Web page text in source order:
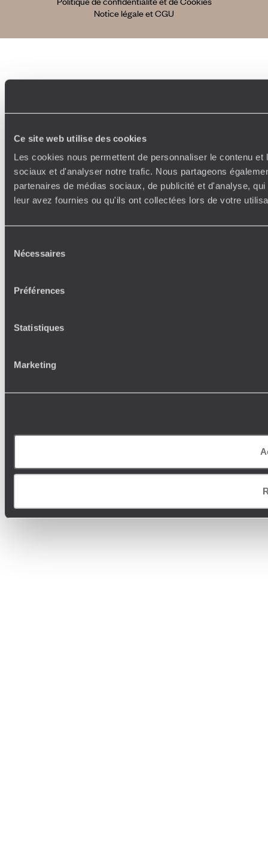
Ce site web utilise des cookies
Les cookies nous permettent de personnaliser le contenu
sociaux et d'analyser notre trafic. Nous partageons
partenaires de médias sociaux, de publicité et d'analyse,
leur avez fournies ou qu'ils ont collectées lors de votre
Nécessaires
Préférences
Statistiques
Marketing
Notice légale et CGU